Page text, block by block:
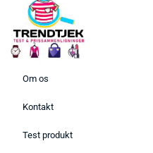
Om os
Kontakt
Test produkt
Bedste Saunatæppe 2025 –
Find de bedste produkter her!